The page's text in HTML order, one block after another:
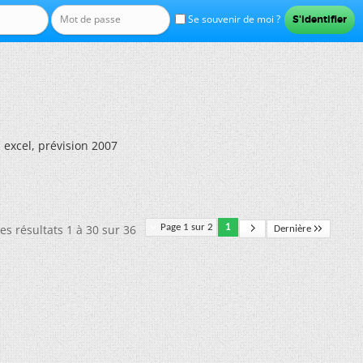
Se souvenir de moi ?
excel, prévision 2007
Page 1 sur 2 1 Dernière
résultats 1 à 30 sur 36